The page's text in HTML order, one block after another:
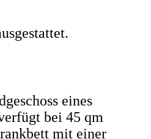
eines
bei 45 qm
mit einer